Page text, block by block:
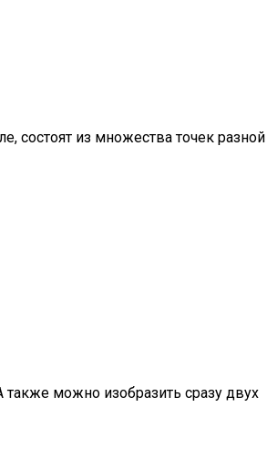
состоят из множества точек разной
можно изобразить сразу двух